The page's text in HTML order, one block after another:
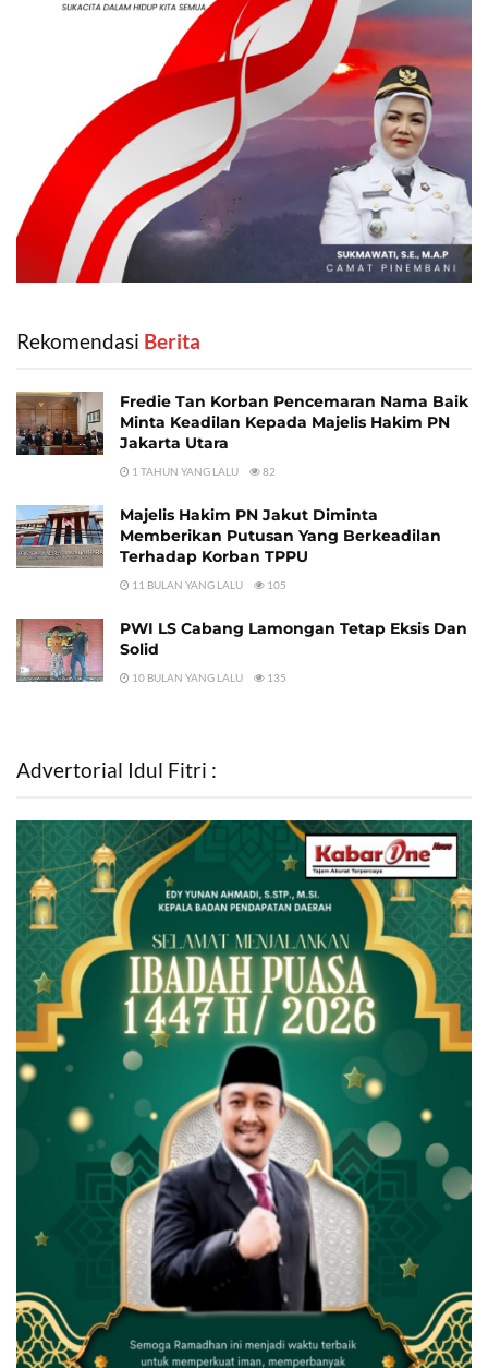
Rekomendasi ‎ Berita
Fredie Tan Korban Pencemaran Nama Baik
Minta Keadilan Kepada Majelis Hakim PN
Jakarta Utara
1 TAHUN YANG LALU 82
Majelis Hakim PN Jakut Diminta
Memberikan Putusan Yang Berkeadilan
Terhadap Korban TPPU
11 BULAN YANG LALU 105
PWI LS Cabang Lamongan Tetap Eksis Dan
Solid
10 BULAN YANG LALU 135
Advertorial Idul Fitri :